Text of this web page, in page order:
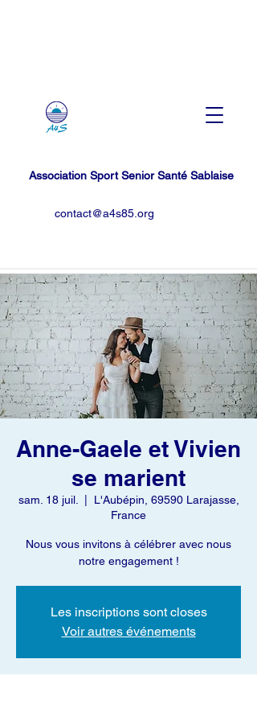
contact@a4s85.org
Association Sport Senior Santé Sablaise
Anne-Gaele et Vivien
se marient
sam. 18 juil.
L'Aubépin, 69590 Larajasse,
France
Nous vous invitons à célébrer avec nous
notre engagement !
Les inscriptions sont closes
Voir autres événements